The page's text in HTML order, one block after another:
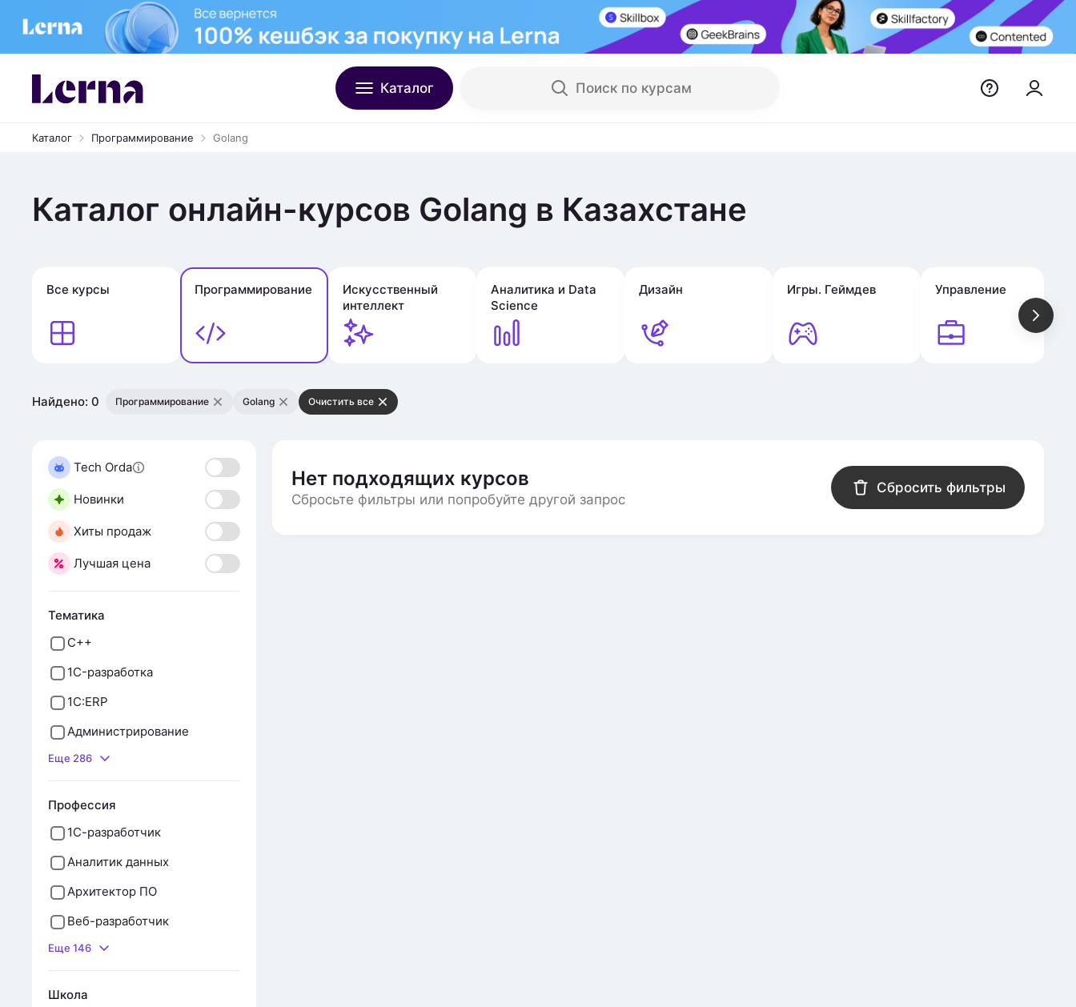
Каталог Поиск по курсам
Каталог Программирование Golang
Каталог онлайн-курсов Golang в Казахстане
Все курсы Программирование
Искусственный
интеллект
Аналитика и Data
Science
Дизайн Игры. Геймдев Управление
Найдено: 0 Программирование Golang Очистить все
Tech Orda
Новинки
Хиты продаж
Лучшая цена
Тематика
С++
1C-разработка
1C:ERP
Администрирование
Еще 286
Профессия
1С-разработчик
Аналитик данных
Архитектор ПО
Веб-разработчик
Еще 146
Школа
Нет подходящих курсов
Сбросьте фильтры или попробуйте другой запрос
Сбросить фильтры